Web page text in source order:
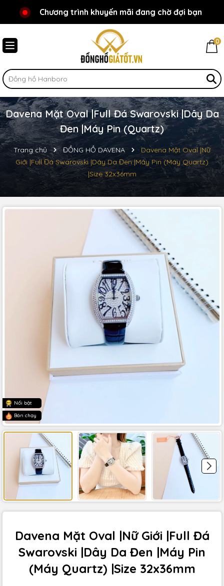
Chào mừng bạn đến với Đồnghồgiátốt.vn!
Chương trình khuyến mãi đang chờ đợi bạn
0
Davena Mặt Oval |Full Đá Swarovski |Dây Da
Đen |Máy Pin (Quartz)
Trang chủ ĐỒNG HỒ DAVENA
Davena Mặt Oval |Nữ
Giới |Full Đá Swarovski |Dây Da Đen |Máy Pin (Máy Quartz)
|Size 32x36mm
Nổi bật
Bán chạy
Davena Mặt Oval |Nữ Giới |Full Đá
Swarovski |Dây Da Đen |Máy Pin
(Máy Quartz) |Size 32x36mm